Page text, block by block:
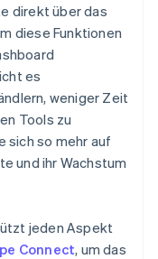
direkt über das
diese Funktionen
es
weniger Zeit
Tools zu
sich so mehr auf
und ihr Wachstum
jeden Aspekt
Connect, um das